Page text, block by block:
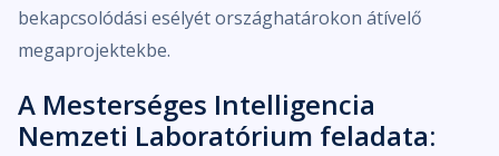
bekapcsolódási esélyét országhatárokon átívelő
megaprojektekbe.
A Mesterséges Intelligencia
Nemzeti Laboratórium feladata: